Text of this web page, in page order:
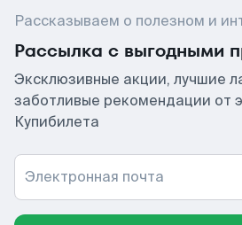
Рассказываем о полезном и
Рассылка с выгодными
Эксклюзивные акции, лучшие
заботливые рекомендации от
Купибилета
Электронная почта